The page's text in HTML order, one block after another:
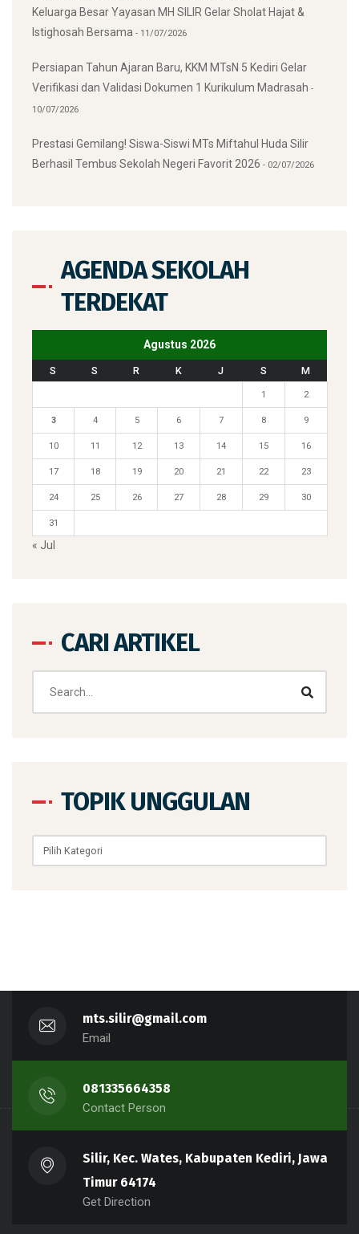
Keluarga Besar Yayasan MH SILIR Gelar Sholat Hajat &
Istighosah Bersama
11/07/2026
Persiapan Tahun Ajaran Baru, KKM MTsN 5 Kediri Gelar
Verifikasi dan Validasi Dokumen 1 Kurikulum Madrasah
10/07/2026
Prestasi Gemilang! Siswa-Siswi MTs Miftahul Huda Silir
Berhasil Tembus Sekolah Negeri Favorit 2026
02/07/2026
AGENDA SEKOLAH
TERDEKAT
Agustus 2026
S S R K J S M
1 2
3 4 5 6 7 8 9
10 11 12 13 14 15 16
17 18 19 20 21 22 23
24 25 26 27 28 29 30
31
« Jul
CARI ARTIKEL
TOPIK UNGGULAN
Topik
Unggulan
mts.silir@gmail.com
Email
081335664358
Contact Person
Silir, Kec. Wates, Kabupaten Kediri, Jawa
Timur 64174
Get Direction